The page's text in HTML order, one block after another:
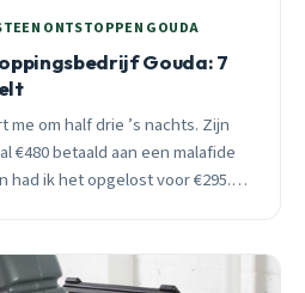
ONTSTOPPEN GOUDA
Gouda: 7
om half drie ’s nachts. Zijn
€480 betaald aan een malafide
had ik het opgelost voor €295.